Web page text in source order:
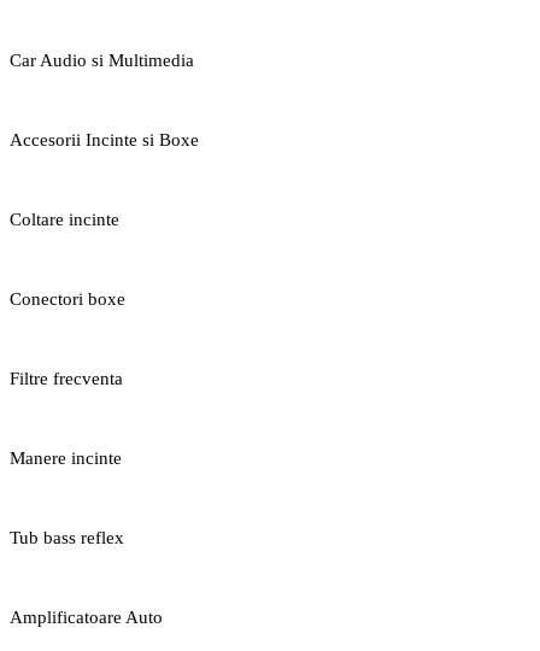
Car Audio si Multimedia
Accesorii Incinte si Boxe
Coltare incinte
Conectori boxe
Filtre frecventa
Manere incinte
Tub bass reflex
Amplificatoare Auto